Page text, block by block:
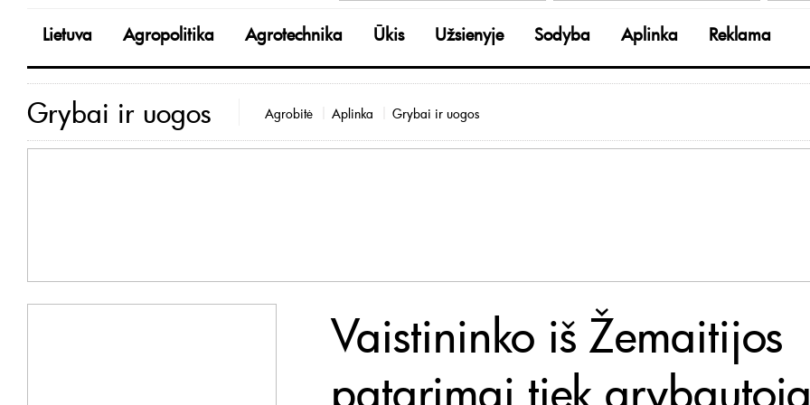
Lietuva Agropolitika Agrotechnika Ūkis Užsienyje Sodyba Aplinka Reklama
Grybai ir uogos Agrobitė Aplinka Grybai ir uogos
Vaistininko iš Žemaitijos
patarimai tiek